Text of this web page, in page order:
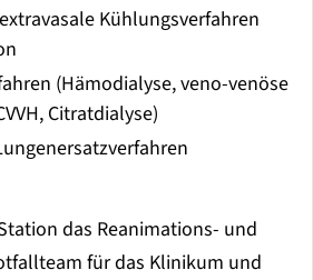
Kühlungsverfahren
(Hämodialyse, veno-venöse
Citratdialyse)
das Reanimations- und
für das Klinikum und